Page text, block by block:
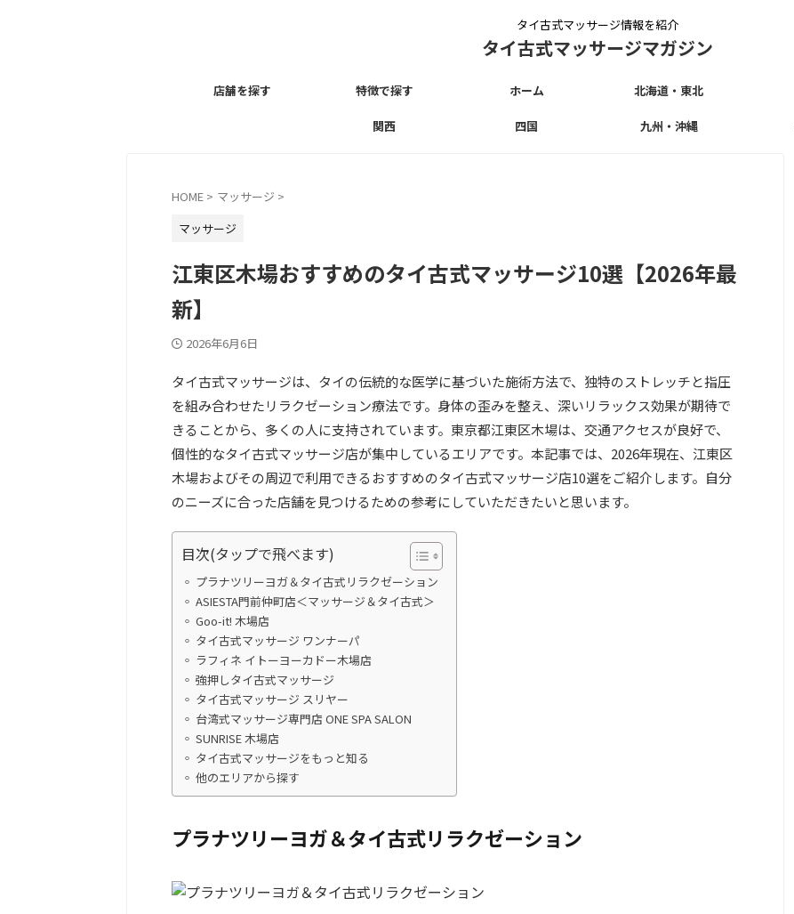
タイ古式マッサージ情報を紹介
タイ古式マッサージマガジン
店舗を探す 特徴で探す ホーム 北海道・東北
関西 四国 九州・沖縄
HOME > マッサージ >
マッサージ
江東区木場おすすめのタイ古式マッサージ10選【2026年最
新】
2026年6月6日
タイ古式マッサージは、タイの伝統的な医学に基づいた施術方法で、独特のストレッチと指圧
を組み合わせたリラクゼーション療法です。身体の歪みを整え、深いリラックス効果が期待で
きることから、多くの人に支持されています。東京都江東区木場は、交通アクセスが良好で、
個性的なタイ古式マッサージ店が集中しているエリアです。本記事では、2026年現在、江東区
木場およびその周辺で利用できるおすすめのタイ古式マッサージ店10選をご紹介します。自分
のニーズに合った店舗を見つけるための参考にしていただきたいと思います。
目次(タップで飛べます)
プラナツリーヨガ＆タイ古式リラクゼーション
ASIESTA門前仲町店＜マッサージ＆タイ古式＞
Goo-it! 木場店
タイ古式マッサージ ワンナーパ
ラフィネ イトーヨーカドー木場店
強押しタイ古式マッサージ
タイ古式マッサージ スリヤー
台湾式マッサージ専門店 ONE SPA SALON
SUNRISE 木場店
タイ古式マッサージをもっと知る
他のエリアから探す
プラナツリーヨガ＆タイ古式リラクゼーション